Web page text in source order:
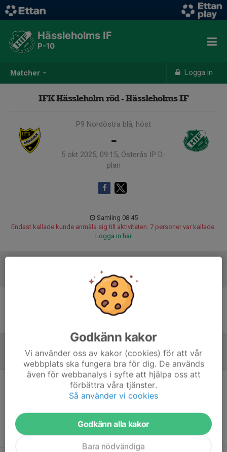
Matcher Logga in
Hässleholms IF
P-10
IFK Hässleholm röd - Hässleholms IF
P9 Nordöstra blå, höst
-
5 okt 2025, 09:15, Österås IP D-
plan
Samling 08:45
Endast kallade kunde anmäla sig till aktiviteten. 7 personer var kallade.
Logga in här
Ingen uppställning ifylld
Referat
Inget referat skrivet
Godkänn kakor
Vi använder oss av kakor (cookies) för att vår
webbplats ska fungera bra för dig. De används
även för webbanalys i syfte att hjälpa oss att
förbättra våra tjänster.
Så använder vi cookies
Godkänn alla kakor
Bara nödvändiga